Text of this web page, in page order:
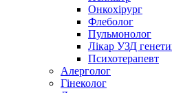
Онкохірург
Флеболог
Пульмонолог
Лікар УЗД
Психотерапевт
Алерголог
Гінеколог